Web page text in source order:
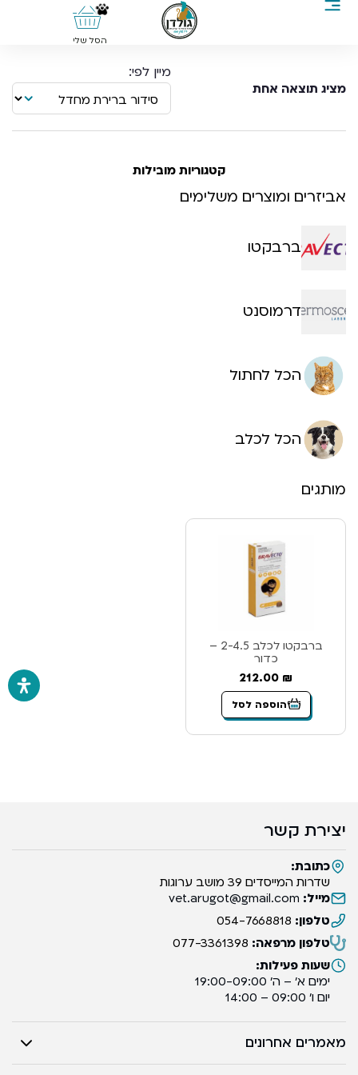
0
הסל שלי
מציג תוצאה אחת
קטגוריות מובילות
אביזרים ומוצרים משלימים
ברבקטו
דרמוסנט
הכל לחתול
הכל לכלב
מותגים
ברבקטו לכלב 2-4.5 –
כדור
212.00 ₪
הוספה לסל
יצירת קשר
כתובת:
שדרות המייסדים 39 מושב ערוגות
מייל: vet.arugot@gmail.com
טלפון: 054-7668818
טלפון מרפאה: 077-3361398
שעות פעילות:
ימים א’ – ה’ 19:00-09:00
יום ו’ 09:00 – 14:00
מאמרים אחרונים